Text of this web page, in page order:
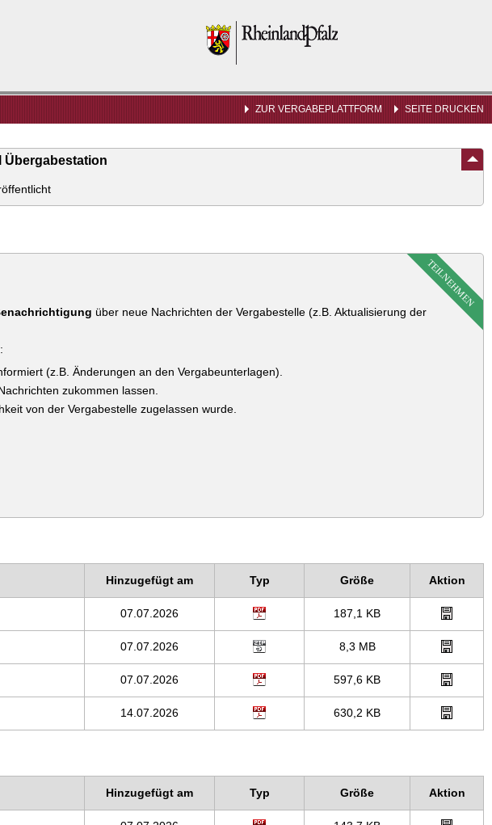
Rheinland-
Pfalz
ZUR VERGABEPLATTFORM SEITE DRUCKEN
Übergabestation
TEILNEHMEN
über neue Nachrichten der Vergabestelle (z.B. Aktualisierung der
(z.B. Änderungen an den Vergabeunterlagen).
zukommen lassen.
von der Vergabestelle zugelassen wurde.
Hinzugefügt am Typ Größe Aktion
07.07.2026 187,1 KB
07.07.2026 8,3 MB
07.07.2026 597,6 KB
14.07.2026 630,2 KB
Hinzugefügt am Typ Größe Aktion